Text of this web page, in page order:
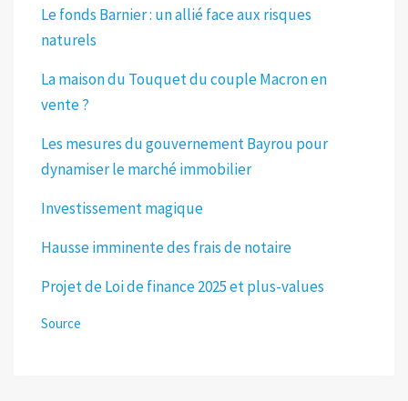
Le fonds Barnier : un allié face aux risques
naturels
La maison du Touquet du couple Macron en
vente ?
Les mesures du gouvernement Bayrou pour
dynamiser le marché immobilier
Investissement magique
Hausse imminente des frais de notaire
Projet de Loi de finance 2025 et plus-values
Source